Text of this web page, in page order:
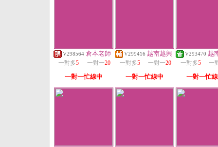
V298564 倉本老師
一對多5 一對一20
一對一忙線中
V299416 越南越興
一對多5 一對一20
一對一忙線中
V293470 越
一對多5 一
一對一忙